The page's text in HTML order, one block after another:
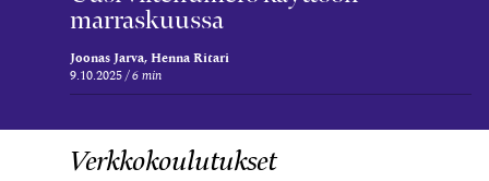
marraskuussa
Joonas Jarva, Henna Ritari
9.10.2025 6 min
Verkkokoulutukset